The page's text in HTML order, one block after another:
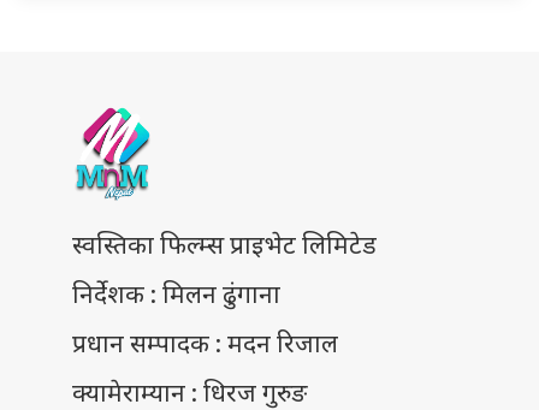
स्वस्तिका फिल्म्स प्राइभेट लिमिटेड
निर्देशक : मिलन ढुंगाना
प्रधान सम्पादक : मदन रिजाल
क्यामेराम्यान : धिरज गुरुङ